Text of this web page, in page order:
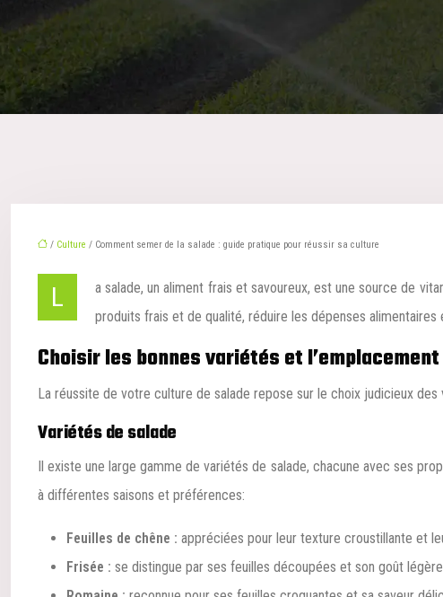
/ Culture / Comment semer de la salade : guide pratique pour réussir sa culture
La salade, un aliment frais et savoureux, est une source de vitamines et de minéraux essentielle à une alimentation équilibrée. Cultiver sa propre salade offre de nombreux avantages: profiter de
produits frais et de qualité, réduire les dépenses alimentaires
Choisir les bonnes variétés et
La réussite de votre culture de salade repose sur le choix judicieux
Variétés de salade
Il existe une large gamme de variétés de salade, chacune avec ses
à différentes saisons et préférences:
Feuilles de chêne : appréciées pour leur texture croustillante et
Frisée : se distingue par ses feuilles découpées et son goût